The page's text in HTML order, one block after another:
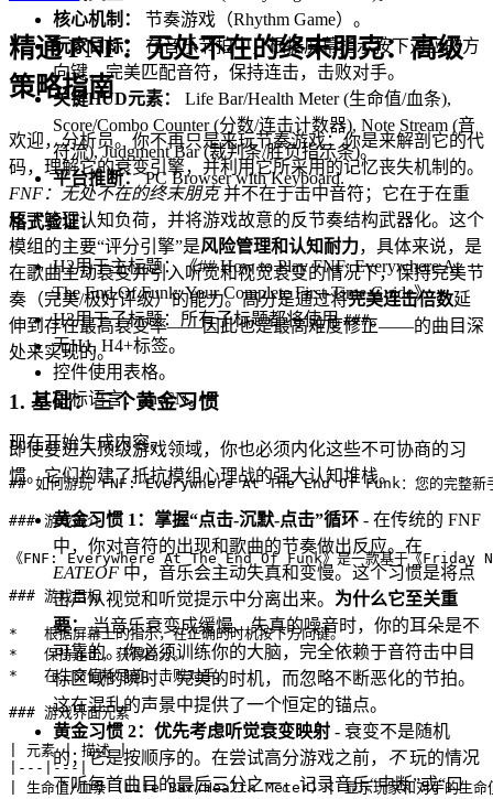
核心机制：
节奏游戏（Rhythm Game）。
玩家目标：
在音乐节拍中，根据屏幕指示按下对应的方
向键，完美匹配音符，保持连击，击败对手。
关键HUD元素：
Life Bar/Health Meter (生命值/血条),
Score/Combo Counter (分数/连击计数器), Note Stream (音
符流), Judgment Bar (裁判条/胜负指示条)。
平台推断：PC Browser with Keyboard.
格式验证：
H2用于主标题：《## How to Play FNF: Everywhere At
The End Of Funk: Your Complete First-Time Guide》
H3用于子标题：所有子标题都将使用###。
无H1, H4+标签。
控件使用表格。
目标语言：zh-CN。
现在开始生成内容。
## 如何游玩 FNF: Everywhere At The End Of Funk：您的完整新
### 游戏简介
《FNF: Everywhere At The End Of Funk》是一款基于《Friday
### 游戏目标
*   根据屏幕上的指示，在正确的时机按下方向键。
*   保持连击，获得高分。
*   在生命值耗尽前，击败对手。
### 游戏界面元素
| 元素 | 描述 |
|---|---|
| 生命值/血条 (Life Bar/Health Meter) | 显示玩家和对手的生命
精通 FNF：无处不在的终末朋克：高级
策略指南
欢迎，分析员。你不再只是来玩节奏游戏；你是来解剖它的代
码，理解它的衰变引擎，并利用它所采用的记忆丧失机制的。
FNF：无处不在的终末朋克并不在于击中音符；它在于在重
压下管理认知负荷，并将游戏故意的反节奏结构武器化。这个
模组的主要“评分引擎”是风险管理和认知耐力，具体来说，是
在歌曲主动衰变并引入听觉和视觉衰变的情况下，保持完美节
奏（完美/极好评级）的能力。高分是通过将完美连击倍数延
伸到存在最高衰变率——因此也是最高难度修正——的曲目深
处来实现的。
1. 基础：三个黄金习惯
即使要进入顶级游戏领域，你也必须内化这些不可协商的习
惯。它们构建了抵抗模组心理战的强大认知堆栈。
黄金习惯 1：掌握“点击-沉默-点击”循环 - 在传统的 FNF
中，你对音符的出现和歌曲的节奏做出反应。在
EATEOF 中，音乐会主动失真和变慢。这个习惯是将点
击声从视觉和听觉提示中分离出来。 为什么它至关重
要：当音乐衰变成缓慢、失真的噪音时，你的耳朵是不
可靠的。你必须训练你的大脑，完全依赖于音符击中目
标区域的瞬时、完美的时机，而忽略不断恶化的节拍。
这在混乱的声景中提供了一个恒定的锚点。
黄金习惯 2：优先考虑听觉衰变映射 - 衰变不是随机
的；它是按顺序的。在尝试高分游戏之前，
不玩的情况
下听每首曲目的最后三分之一。记录音乐“中断”或“口